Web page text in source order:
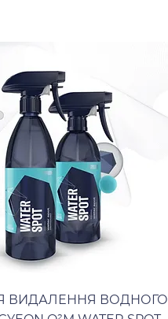
ВИДАЛЕННЯ ВОДНОГО